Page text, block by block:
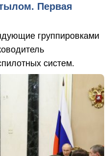
Первая
группировками
систем.